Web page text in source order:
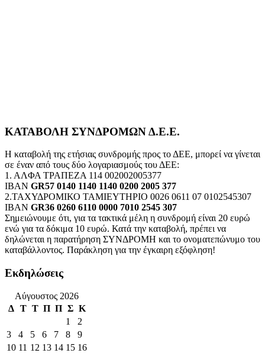
ΚΑΤΑΒΟΛΗ ΣΥΝΔΡΟΜΩΝ Δ.Ε.Ε.
Η καταβολή της ετήσιας συνδρομής προς το ΔΕΕ, μπορεί να γίνεται
σε έναν από τους δύο λογαριασμούς του ΔΕΕ:
1. ΑΛΦΑ ΤΡΑΠΕΖΑ 114 002002005377
IBAN GR57 0140 1140 1140 0200 2005 377
2.ΤΑΧΥΔΡΟΜΙΚΟ ΤΑΜΙΕΥΤΗΡΙΟ 0026 0611 07 0102545307
IBAN GR36 0260 6110 0000 7010 2545 307
Σημειώνουμε ότι, για τα τακτικά μέλη η συνδρομή είναι 20 ευρώ
ενώ για τα δόκιμα 10 ευρώ. Κατά την καταβολή, πρέπει να
δηλώνεται η παρατήρηση ΣΥΝΔΡΟΜΗ και το ονοματεπώνυμο του
καταβάλλοντος. Παράκληση για την έγκαιρη εξόφληση!
Εκδηλώσεις
Αύγουστος 2026
Δ Τ Τ Π Π Σ Κ
1
2
3
4 5 6 7 8
9
10 11 12 13 14 15 16